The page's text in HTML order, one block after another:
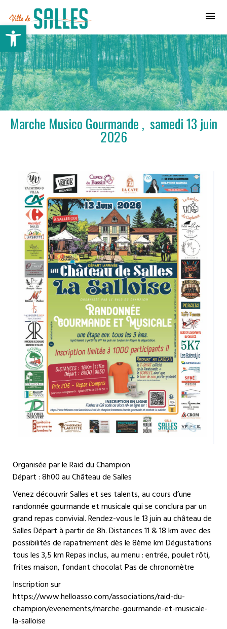
Ouvrir la barre d’outils
Marche Musico Gourmande , samedi 13 juin
2026
Organisée par le Raid du Champion
Départ : 8h00 au Château de Salles
Venez découvrir Salles et ses talents, au cours d’une
randonnée gourmande et musicale qui se conclura par un
grand repas convivial. Rendez-vous le 13 juin au château de
Salles Départ à partir de 8h. Distances 11 & 18 km avec des
possibilités de rapatriement dès le 8ème km Dégustations
tous les 3,5 km Repas inclus, au menu : entrée, poulet rôti,
frites maison, fondant chocolat Pas de chronomètre
Inscription sur
https://www.helloasso.com/associations/raid-du-
champion/evenements/marche-gourmande-et-musicale-
la-salloise